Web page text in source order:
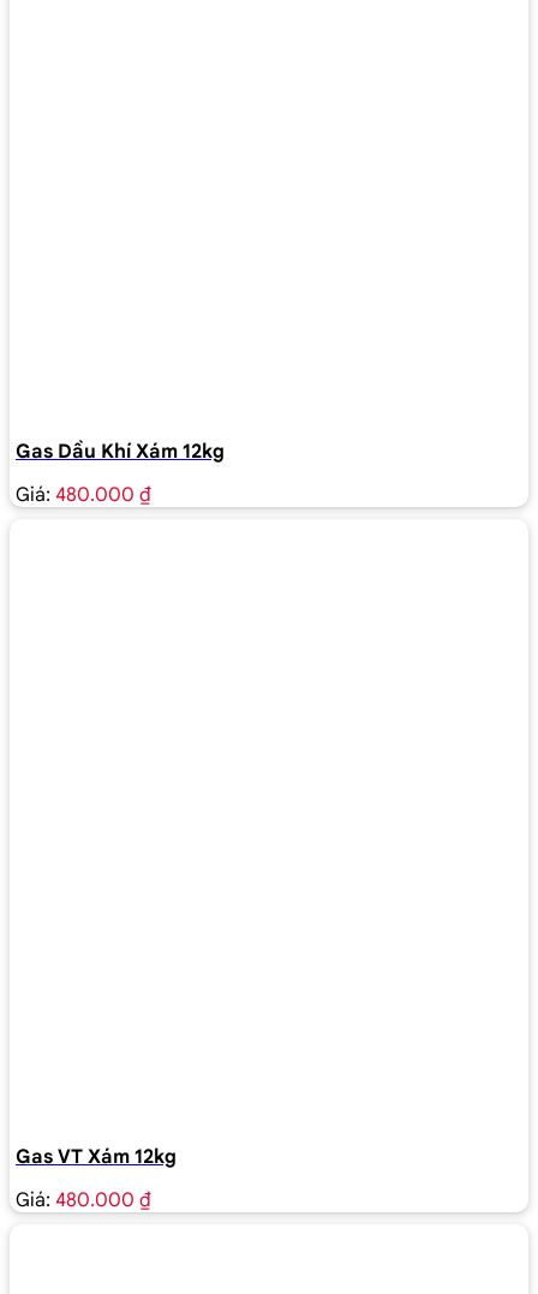
Gas Dầu Khí Xám 12kg
Giá: 480.000 ₫
Gas VT Xám 12kg
Giá: 480.000 ₫